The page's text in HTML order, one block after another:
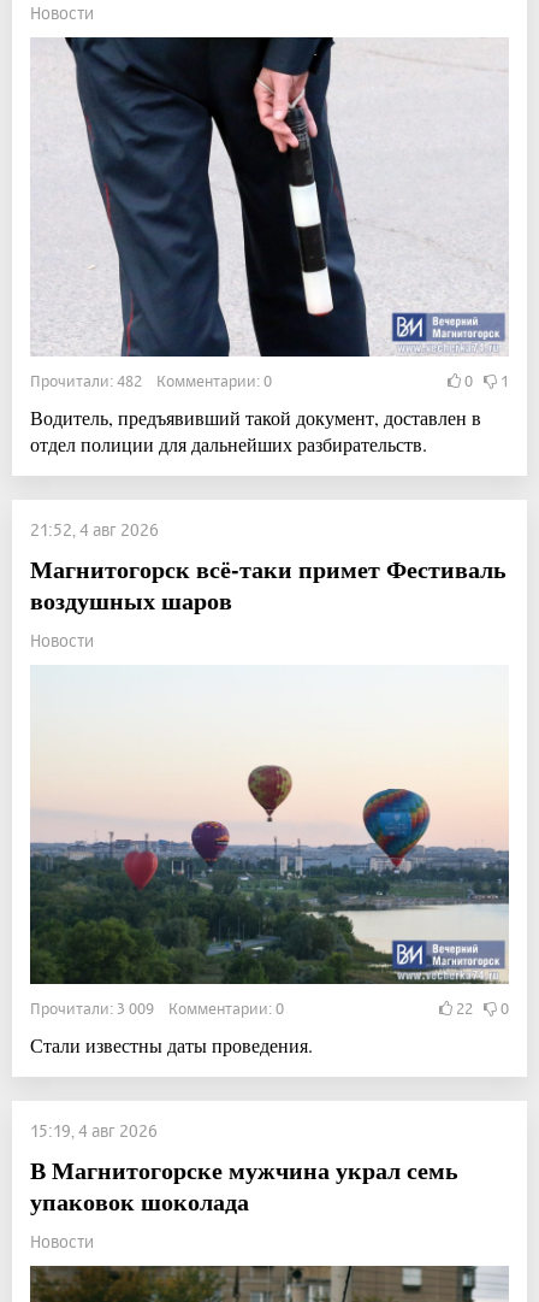
Новости
Прочитали: 482 Комментарии: 0 0 1
Водитель, предъявивший такой документ, доставлен в
отдел полиции для дальнейших разбирательств.
21:52, 4 авг 2026
Магнитогорск всё-таки примет Фестиваль
воздушных шаров
Новости
Прочитали: 3 009 Комментарии: 0 22 0
Стали известны даты проведения.
15:19, 4 авг 2026
В Магнитогорске мужчина украл семь
упаковок шоколада
Новости